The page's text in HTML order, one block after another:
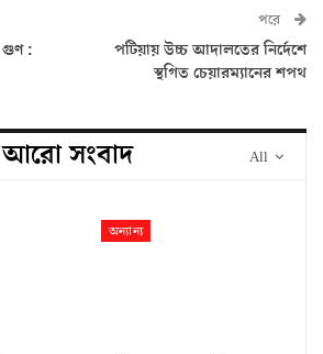
গুণ :
পরে
পটিয়ায় উচ্চ আদালতের নির্দেশে
স্থগিত চেয়ারম্যানের শপথ
All
আরো সংবাদ
অন্যান্য